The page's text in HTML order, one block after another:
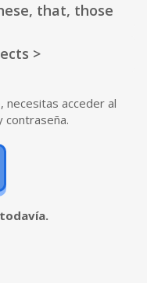
that, those
>
necesitas acceder al
contraseña.